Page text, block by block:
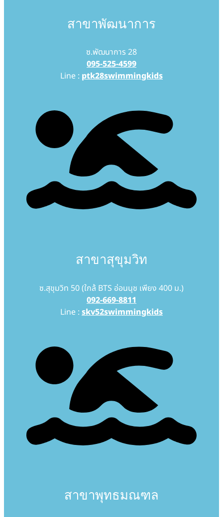
สาขาพัฒนาการ
ซ.พัฒนาการ 28
095-525-4599
Line : ptk28swimmingkids
สาขาสุขุมวิท
ซ.สุขุมวิท 50 (ใกล้ BTS อ่อนนุช เพียง 400 ม.)
092-669-8811
Line : skv52swimmingkids
สาขาพุทธมณฑล